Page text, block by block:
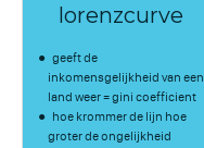
lorenzcurve
geeft de
inkomensgelijkheid van een
land weer = gini coefficient
hoe krommer de lijn hoe
groter de ongelijkheid